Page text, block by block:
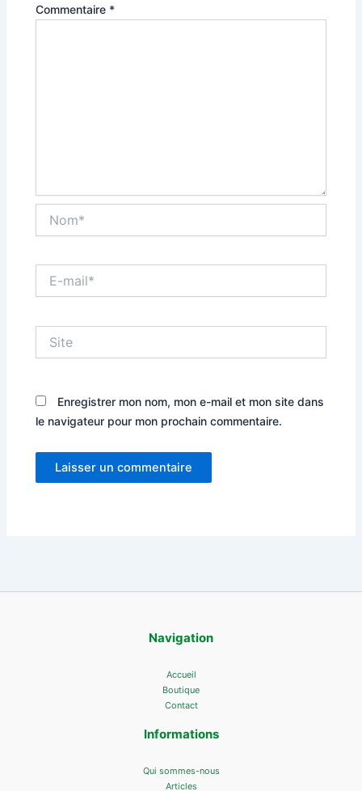
Commentaire *
mail*
Enregistrer mon nom, mon e-mail et mon site dans
le navigateur pour mon prochain commentaire.
Navigation
Accueil
Boutique
Contact
Informations
Qui sommes-nous
Articles